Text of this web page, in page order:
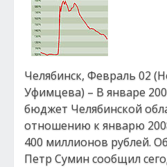
Челябинск, Февраль 02
Уфимцева) – В январе
бюджет Челябинской
отношению к январю
400 миллионов рублей.
Петр Сумин сообщил